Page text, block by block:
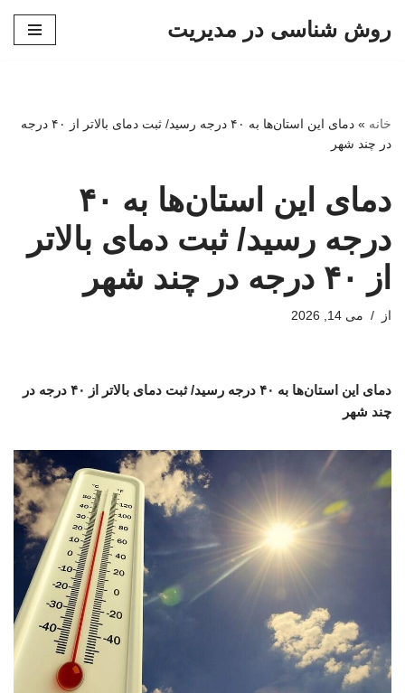
روش شناسی در مدیریت
خانه »
دمای این استان‌ها به ۴۰ درجه رسید/ ثبت دمای بالاتر از ۴۰ درجه
در چند شهر
دمای این استان‌ها به ۴۰
درجه رسید/ ثبت دمای بالاتر
از ۴۰ درجه در چند شهر
از می 14, 2026
دمای این استان‌ها به ۴۰ درجه رسید/ ثبت دمای بالاتر از ۴۰ درجه در
چند شهر